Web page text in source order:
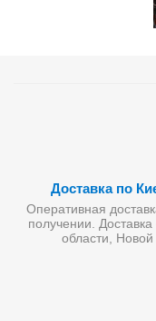
Доставка по
Оперативная
получении.
области,